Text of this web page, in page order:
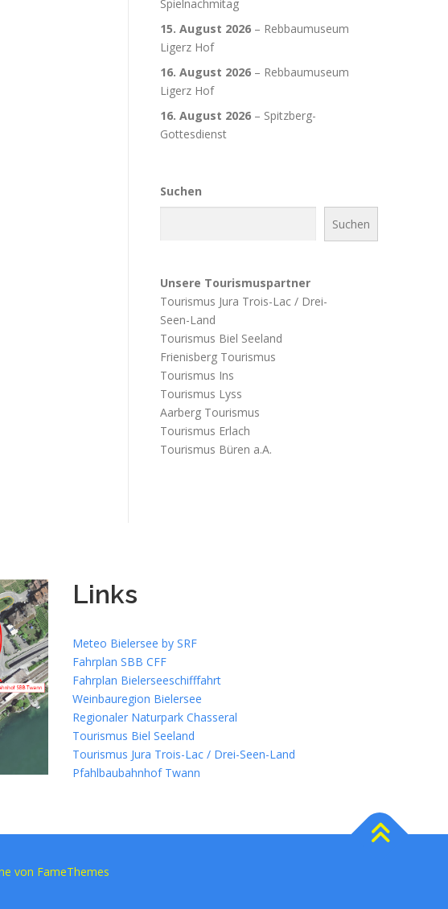
Spielnachmitag
15. August 2026 – Rebbaumuseum
Ligerz Hof
16. August 2026 – Rebbaumuseum
Ligerz Hof
16. August 2026 – Spitzberg-
Gottesdienst
Suchen
Suchen
Unsere Tourismuspartner
Tourismus Jura Trois-Lac / Drei-
Seen-Land
Tourismus Biel Seeland
Frienisberg Tourismus
Tourismus Ins
Tourismus Lyss
Aarberg Tourismus
Tourismus Erlach
Tourismus Büren a.A.
Links
Meteo Bielersee by SRF
Fahrplan SBB CFF
Fahrplan Bielerseeschifffahrt
Weinbauregion Bielersee
Regionaler Naturpark Chasseral
Tourismus Biel Seeland
Tourismus Jura Trois-Lac / Drei-Seen-Land
Pfahlbaubahnhof Twann
von FameThemes